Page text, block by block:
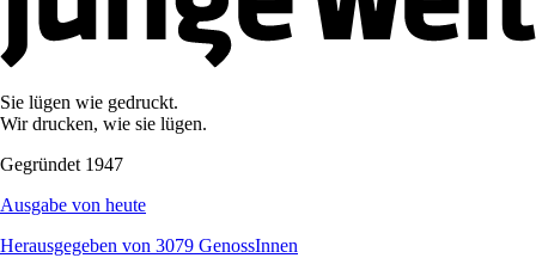
Sie lügen wie gedruckt.
Wir drucken, wie sie lügen.
Gegründet 1947
Ausgabe von heute
Herausgegeben von 3079 GenossInnen